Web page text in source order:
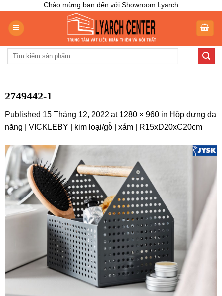
content
Chào mừng bạn đến với Showroom Lyarch
Tìm
2749442-1
Published 15 Tháng 12, 2022 at 1280 × 960 in Hộp đựng đa
năng | VICKLEBY | kim loại/gỗ | xám | R15xD20xC20cm